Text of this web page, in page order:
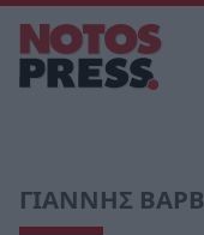
ΓΙΑΝΝΗΣ